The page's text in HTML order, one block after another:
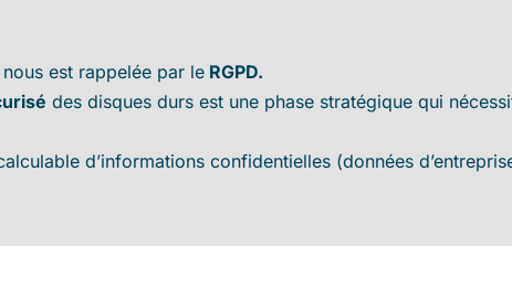
est rappelée par leRGPD.
des disques durs est une phase stratégique qui
d’informations confidentielles (données